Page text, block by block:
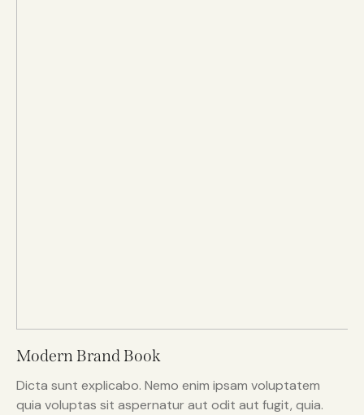
Modern Brand Book
Dicta sunt explicabo. Nemo enim ipsam voluptatem
quia voluptas sit aspernatur aut odit aut fugit, quia.